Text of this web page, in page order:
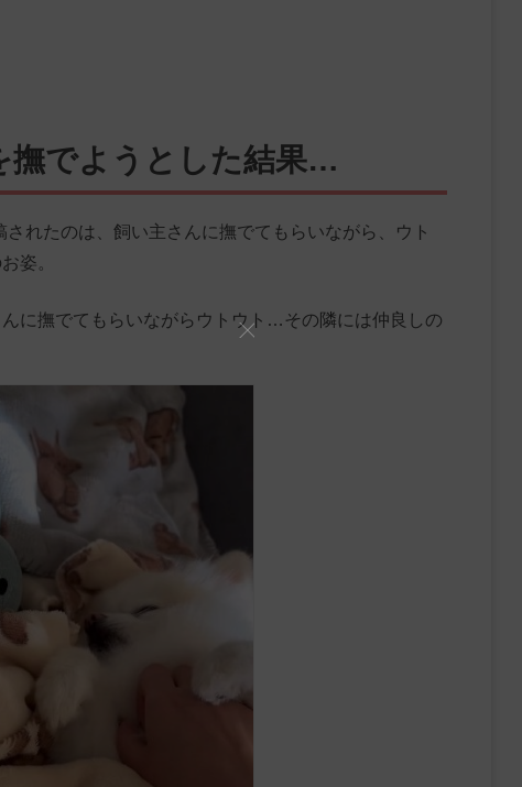
撫でようとした結果…
れたのは、飼い主さんに撫でてもらいながら、ウト
姿。
に撫でてもらいながらウトウト…その隣には仲良しの